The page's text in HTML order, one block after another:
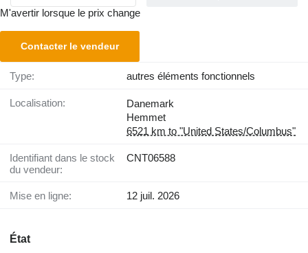
M'avertir lorsque le prix change
Contacter le vendeur
Type: autres éléments fonctionnels
Localisation:
Danemark
Hemmet
6521 km to "United States/Columbus"
Identifiant dans le stock
du vendeur:
CNT06588
Mise en ligne: 12 juil. 2026
État